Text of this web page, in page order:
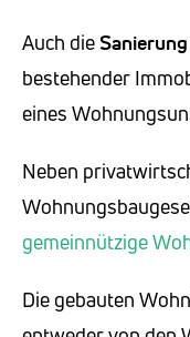
Auch die
bestehender
eines
Neben
gemeinnützige
Die gebauten